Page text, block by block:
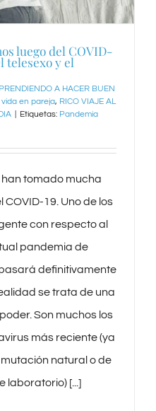
luego del COVID-
telesexo y el
A HACER BUEN
vida en pareja, RICO VIAJE AL
Etiquetas: Pandemia
han tomado mucha
19. Uno de los
con respecto al
pandemia de
definitivamente
se trata de una
Son muchos los
más reciente (ya
natural o de
laboratorio) [...]